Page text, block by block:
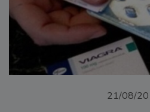
21/08/